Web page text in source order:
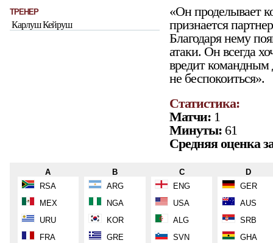
ТРЕНЕР
Карлуш Кейруш
«Он проделывает
признается
Благодаря нему
атаки. Он всегда
вредит командным
не беспокоиться».
Статистика:
Матчи: 1
Минуты: 61
Средняя оценка
A
RSA
MEX
URU
FRA
B
ARG
NGA
KOR
GRE
C
ENG
USA
ALG
SVN
D
GER
AUS
SRB
GHA